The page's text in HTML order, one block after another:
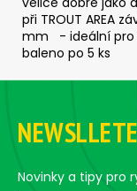
při TROUT AREA
mm - ideální pro
baleno po 5 ks
ČEBURAŠKA
STANDUP
-
25
G
€
F
Novinky a tipy pro